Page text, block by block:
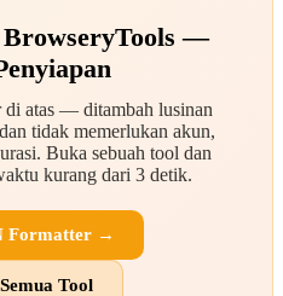
—
di atas — ditambah lusinan
tidak memerlukan akun,
Buka sebuah tool dan
kurang dari 3 detik.
Formatter →
Tool